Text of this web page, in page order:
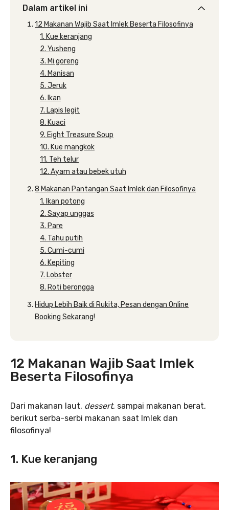
Dalam artikel ini
12 Makanan Wajib Saat Imlek Beserta Filosofinya
1. Kue keranjang
2. Yusheng
3. Mi goreng
4. Manisan
5. Jeruk
6. Ikan
7. Lapis legit
8. Kuaci
9. Eight Treasure Soup
10. Kue mangkok
11. Teh telur
12. Ayam atau bebek utuh
8 Makanan Pantangan Saat Imlek dan Filosofinya
1. Ikan potong
2. Sayap unggas
3. Pare
4. Tahu putih
5. Cumi-cumi
6. Kepiting
7. Lobster
8. Roti berongga
Hidup Lebih Baik di Rukita, Pesan dengan Online
Booking Sekarang!
12 Makanan Wajib Saat Imlek
Beserta Filosofinya
Dari makanan laut, dessert, sampai makanan berat,
berikut serba-serbi makanan saat Imlek dan
filosofinya!
1. Kue keranjang